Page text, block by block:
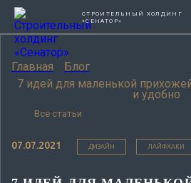
СТРОИТЕЛЬНЫЙ ХОЛДИНГ
«СЕНАТОР»
Главная
Блог
7 идей для маленькой
и удобно
Все статьи
07.07.2021 ДИЗАЙН ЛАЙФХАКИ